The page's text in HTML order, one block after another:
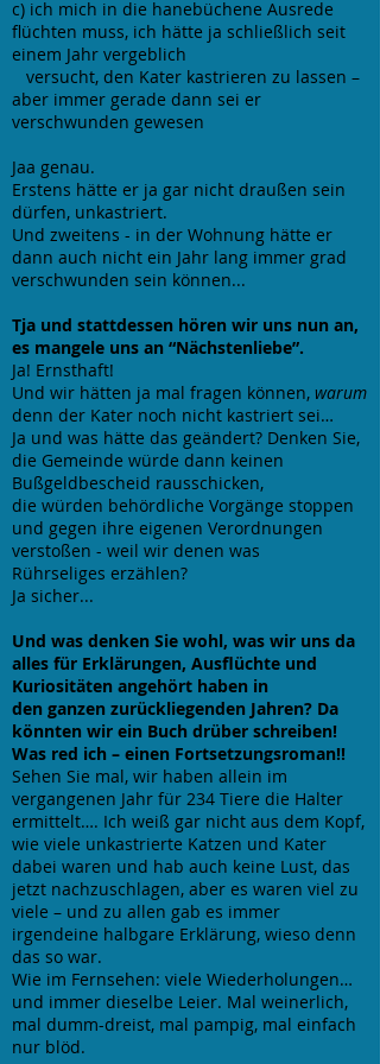
c) ich mich in die hanebüchene Ausrede
flüchten muss, ich hätte ja schließlich seit
einem Jahr vergeblich
versucht, den Kater kastrieren zu lassen –
aber immer gerade dann sei er
verschwunden gewesen
Jaa genau.
Erstens hätte er ja gar nicht draußen sein
dürfen, unkastriert.
Und zweitens - in der Wohnung hätte er
dann auch nicht ein Jahr lang immer grad
verschwunden sein können...
Tja und stattdessen hören wir uns nun an,
es mangele uns an “Nächstenliebe”.
Ja! Ernsthaft!
Und wir hätten ja mal fragen können, warum
denn der Kater noch nicht kastriert sei…
Ja und was hätte das geändert? Denken Sie,
die Gemeinde würde dann keinen
Bußgeldbescheid rausschicken,
die würden behördliche Vorgänge stoppen
und gegen ihre eigenen Verordnungen
verstoßen - weil wir denen was
Rührseliges erzählen?
Ja sicher...
Und was denken Sie wohl, was wir uns da
alles für Erklärungen, Ausflüchte und
Kuriositäten angehört haben in
den ganzen zurückliegenden Jahren? Da
könnten wir ein Buch drüber schreiben!
Was red ich – einen Fortsetzungsroman!!
Sehen Sie mal, wir haben allein im
vergangenen Jahr für 234 Tiere die Halter
ermittelt…. Ich weiß gar nicht aus dem Kopf,
wie viele unkastrierte Katzen und Kater
dabei waren und hab auch keine Lust, das
jetzt nachzuschlagen, aber es waren viel zu
viele – und zu allen gab es immer
irgendeine halbgare Erklärung, wieso denn
das so war.
Wie im Fernsehen: viele Wiederholungen…
und immer dieselbe Leier. Mal weinerlich,
mal dumm-dreist, mal pampig, mal einfach
nur blöd.